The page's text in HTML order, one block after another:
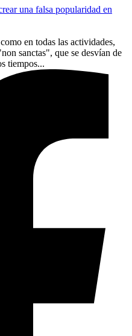
una falsa popularidad en
en todas las actividades,
sanctas", que se desvían de
tiempos...